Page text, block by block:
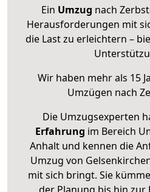
Ein Umzug nach
Herausforderungen mit
die Last zu erleichtern –
Wir haben mehr als 15
Umzügen nach
Die Umzugsexperten
Erfahrung im Bereich
Anhalt und kennen die
Umzug von
mit sich bringt. Sie